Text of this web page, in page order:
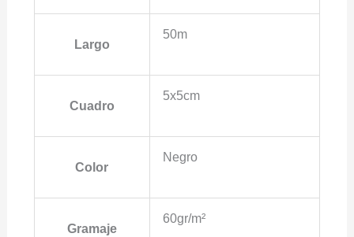
Largo
50m
Cuadro
5x5cm
Color
Negro
Gramaje
60gr/m²